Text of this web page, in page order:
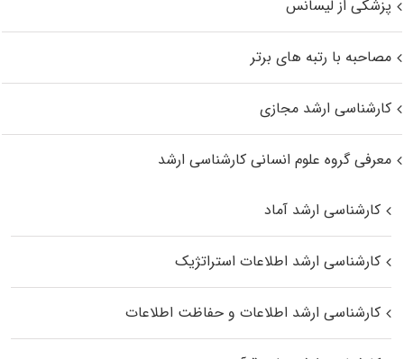
پزشکی از لیسانس
مصاحبه با رتبه های برتر
کارشناسی ارشد مجازی
معرفی گروه علوم انسانی کارشناسی ارشد
کارشناسی ارشد آماد
کارشناسی ارشد اطلاعات استراتژیک
کارشناسی ارشد اطلاعات و حفاظت اطلاعات